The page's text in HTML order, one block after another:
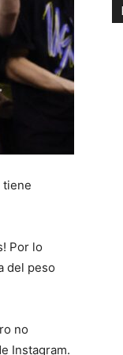
tiene
Por lo
del peso
no
Instagram.